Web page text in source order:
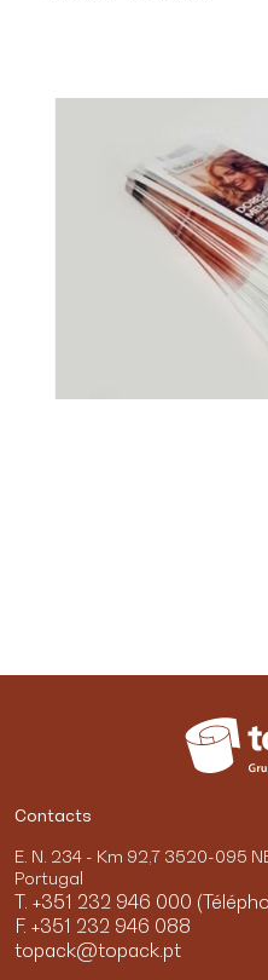
Contacts
E. N. 234 - Km 92,7 3520-095
Portugal
T. +351 232 946 000
F. +351 232 946 088
topack@topack.pt